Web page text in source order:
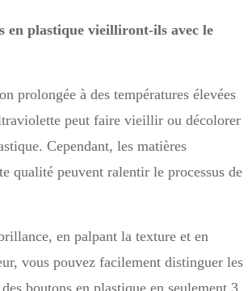
en plastique vieilliront-ils avec le
prolongée à des températures élevées
peut faire vieillir ou décolorer
Cependant, les matières
qualité peuvent ralentir le processus de
en palpant la texture et en
vous pouvez facilement distinguer les
boutons en plastique en seulement 3